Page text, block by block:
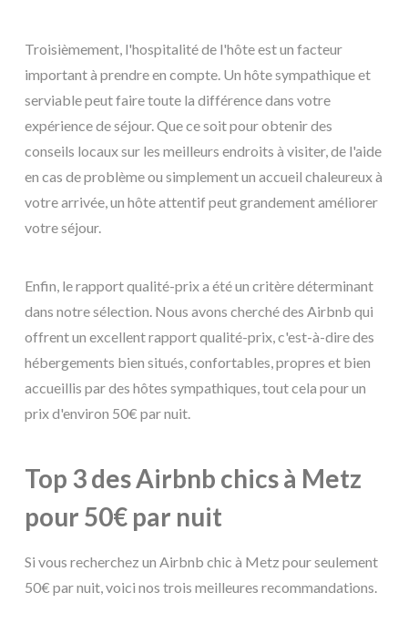
Troisièmement, l'hospitalité de l'hôte est un facteur
important à prendre en compte. Un hôte sympathique et
serviable peut faire toute la différence dans votre
expérience de séjour. Que ce soit pour obtenir des
conseils locaux sur les meilleurs endroits à visiter, de l'aide
en cas de problème ou simplement un accueil chaleureux à
votre arrivée, un hôte attentif peut grandement améliorer
votre séjour.
Enfin, le rapport qualité-prix a été un critère déterminant
dans notre sélection. Nous avons cherché des Airbnb qui
offrent un excellent rapport qualité-prix, c'est-à-dire des
hébergements bien situés, confortables, propres et bien
accueillis par des hôtes sympathiques, tout cela pour un
prix d'environ 50€ par nuit.
Top 3 des Airbnb chics à Metz
pour 50€ par nuit
Si vous recherchez un Airbnb chic à Metz pour seulement
50€ par nuit, voici nos trois meilleures recommandations.